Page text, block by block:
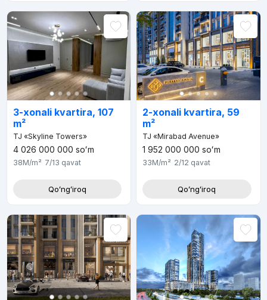
3-xonali kvartira, 107
m²
TJ «Skyline Towers»
4 026 000 000 soʻm
38M/m² 7/13 qavat
Qoʻngʻiroq
2-xonali kvartira, 59
m²
TJ «Mirabad Avenue»
1 952 000 000 soʻm
33M/m² 2/12 qavat
Qoʻngʻiroq